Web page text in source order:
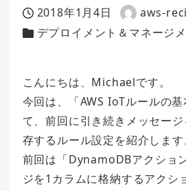
投稿日
2018年1月4日
著
者
aws-
カテゴリー
デプロイメント＆マネージ
こんにちは、Michaelです。
今回は、「AWS IoTルールの
て、前回に引き続きメッセー
存するルール設定を紹介します
前回は「DynamoDBアクショ
ジを1カラムに格納するアクシ